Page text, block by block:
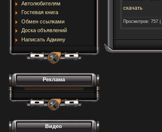
Автолюбителям
Гостевая книга
Обмен ссылками
Доска объявлений
Написать Админу
Реклама
Видео
скачать
Просмотров: 757|